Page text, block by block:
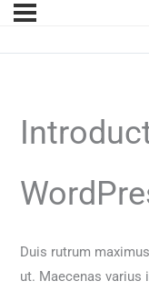
Duis rutrum
ut. Maecenas varius